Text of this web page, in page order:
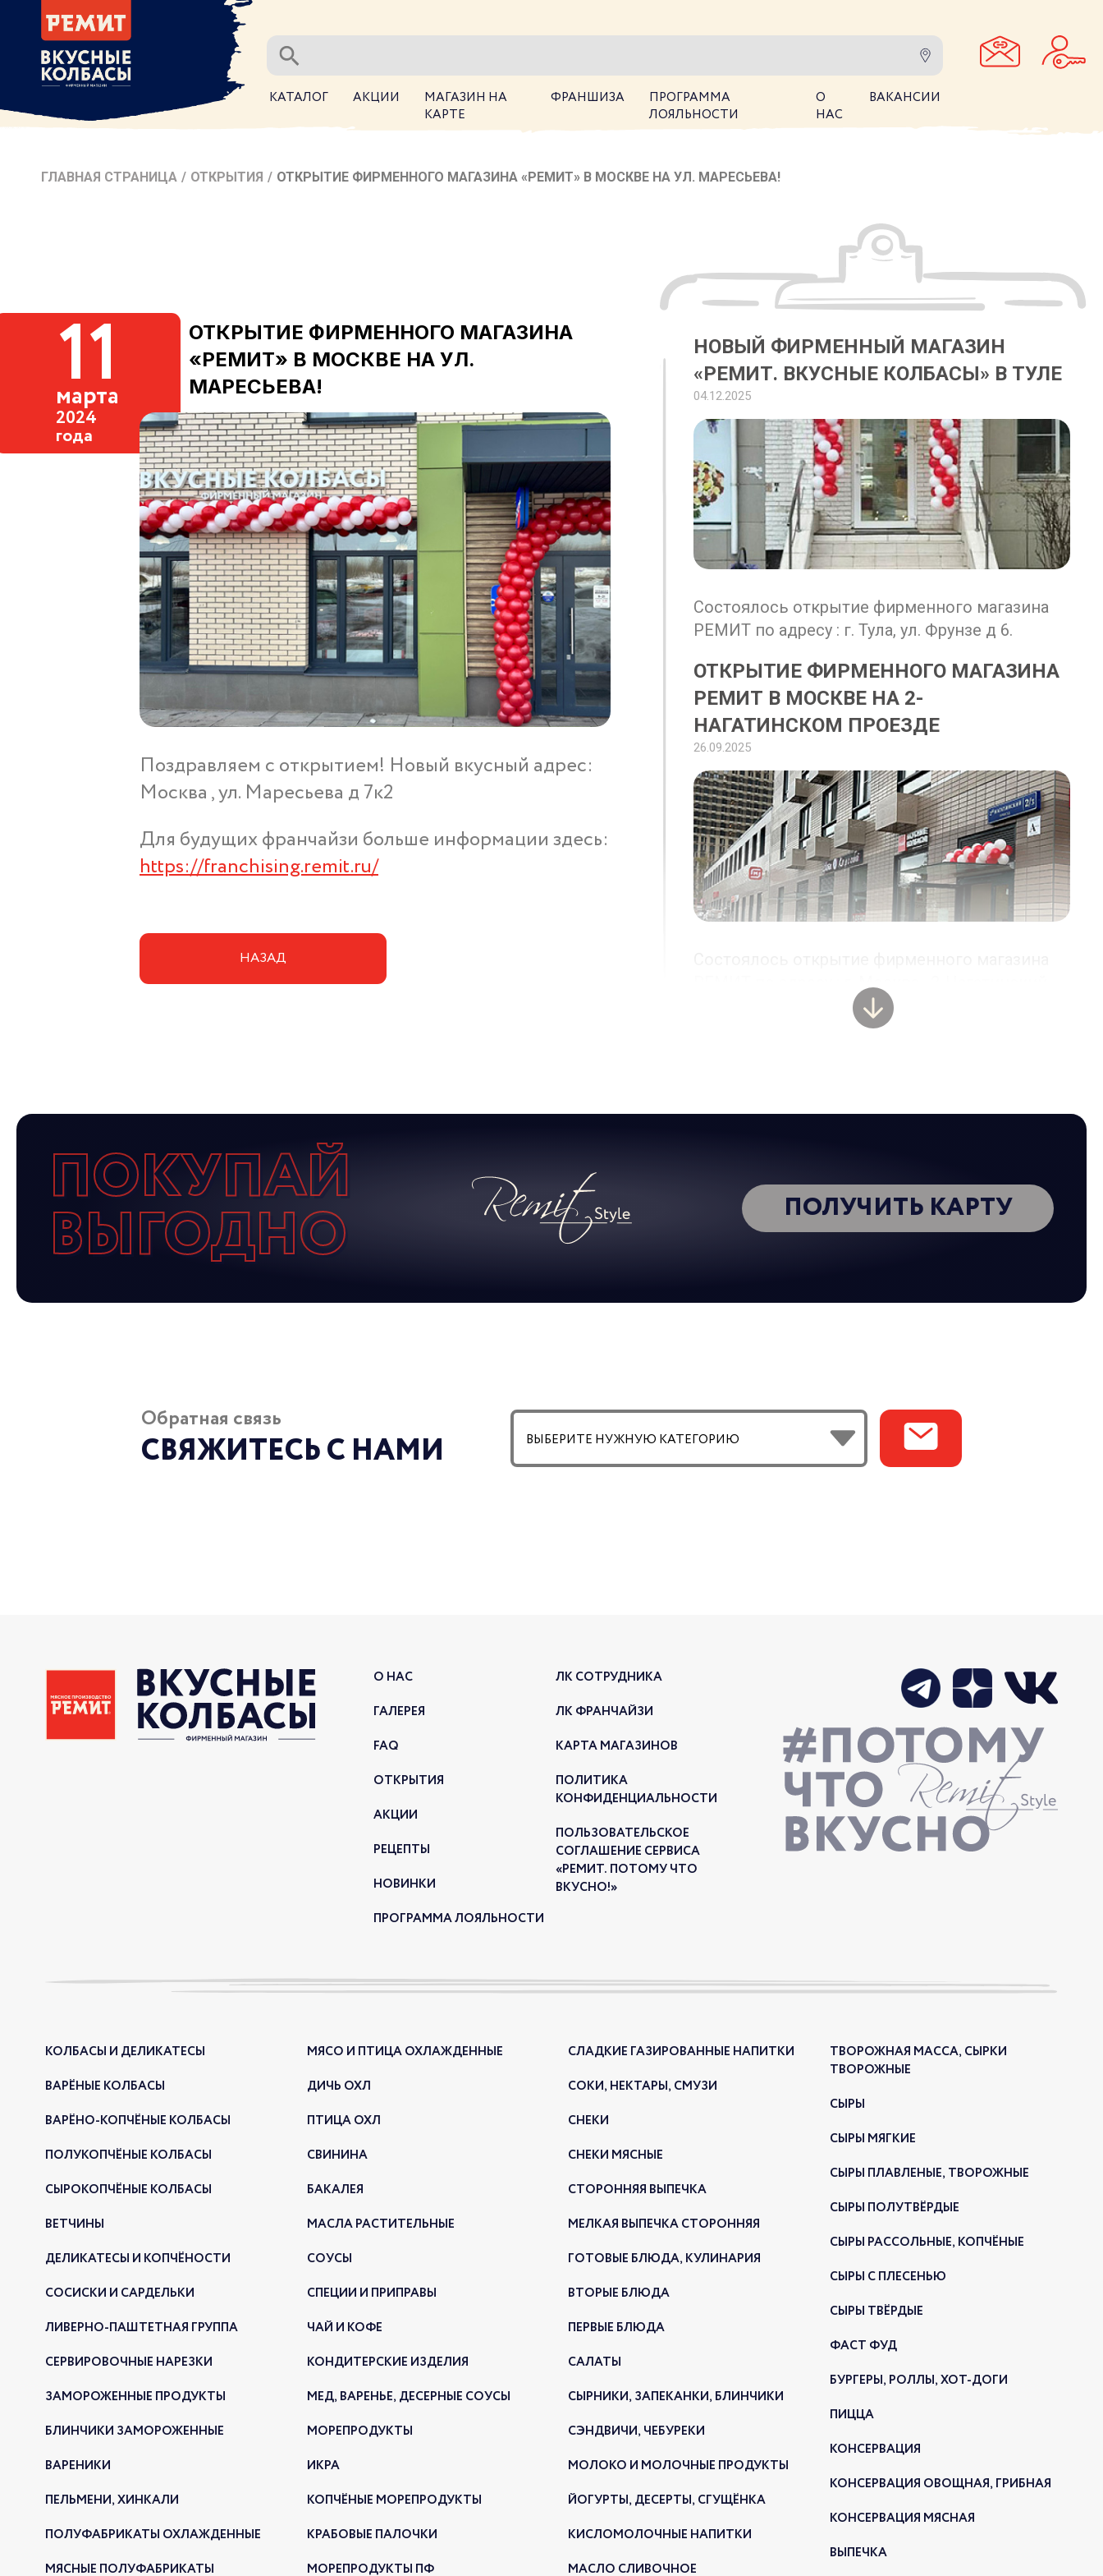
КАТАЛОГ АКЦИИ
МАГАЗИН НА
КАРТЕ
ФРАНШИЗА
ПРОГРАММА
ЛОЯЛЬНОСТИ
О
НАС
ВАКАНСИИ
ГЛАВНАЯ СТРАНИЦА / ОТКРЫТИЯ / ОТКРЫТИЕ ФИРМЕННОГО МАГАЗИНА «РЕМИТ» В МОСКВЕ НА УЛ. МАРЕСЬЕВА!
11
марта
2024
года
ОТКРЫТИЕ ФИРМЕННОГО МАГАЗИНА
«РЕМИТ» В МОСКВЕ НА УЛ.
МАРЕСЬЕВА!
Поздравляем с открытием! Новый вкусный адрес:
Москва , ул. Маресьева д 7к2
Для будущих франчайзи больше информации здесь:
https://franchising.remit.ru/
НАЗАД
НОВЫЙ ФИРМЕННЫЙ МАГАЗИН
«РЕМИТ. ВКУСНЫЕ КОЛБАСЫ» В ТУЛЕ
04.12.2025
Состоялось открытие фирменного магазина
РЕМИТ по адресу : г. Тула, ул. Фрунзе д 6.
ОТКРЫТИЕ ФИРМЕННОГО МАГАЗИНА
РЕМИТ В МОСКВЕ НА 2-
НАГАТИНСКОМ ПРОЕЗДЕ
26.09.2025
РЕМИТ по адресу : г. Москва , 2-Нагатинский
РЕМИТ В МОСКВЕ НА УЛ. МИХАЙЛОВА
19.05.2025
НОВЫЙ МАГАЗИН В ЗЕЛЕНОГРАДЕ
нового магазина «РЕМИТ. Вкусные колбасы» в
НОВЫЙ МАГАЗИН В МОСРЕНТГЕН
21 ноября состоялось еще одно праздничное
открытие вкусного магазина РЕМИТ. Теперь в
ПОКУПАЙ
ВЫГОДНО ПОЛУЧИТЬ КАРТУ
Обратная связь
СВЯЖИТЕСЬ С НАМИ
О НАС
ГАЛЕРЕЯ
FAQ
ОТКРЫТИЯ
АКЦИИ
РЕЦЕПТЫ
НОВИНКИ
ПРОГРАММА ЛОЯЛЬНОСТИ
ЛК СОТРУДНИКА
ЛК ФРАНЧАЙЗИ
КАРТА МАГАЗИНОВ
ПОЛИТИКА
КОНФИДЕНЦИАЛЬНОСТИ
ПОЛЬЗОВАТЕЛЬСКОЕ
СОГЛАШЕНИЕ СЕРВИСА
«РЕМИТ. ПОТОМУ ЧТО
ВКУСНО!»
КОЛБАСЫ И ДЕЛИКАТЕСЫ
ВАРЁНЫЕ КОЛБАСЫ
ВАРЁНО-КОПЧЁНЫЕ КОЛБАСЫ
ПОЛУКОПЧЁНЫЕ КОЛБАСЫ
СЫРОКОПЧЁНЫЕ КОЛБАСЫ
ВЕТЧИНЫ
ДЕЛИКАТЕСЫ И КОПЧЁНОСТИ
СОСИСКИ И САРДЕЛЬКИ
ЛИВЕРНО-ПАШТЕТНАЯ ГРУППА
СЕРВИРОВОЧНЫЕ НАРЕЗКИ
ЗАМОРОЖЕННЫЕ ПРОДУКТЫ
БЛИНЧИКИ ЗАМОРОЖЕННЫЕ
ВАРЕНИКИ
ПЕЛЬМЕНИ, ХИНКАЛИ
ПОЛУФАБРИКАТЫ ОХЛАЖДЕННЫЕ
МЯСНЫЕ ПОЛУФАБРИКАТЫ
МЯСО И ПТИЦА ОХЛАЖДЕННЫЕ
ДИЧЬ ОХЛ
ПТИЦА ОХЛ
СВИНИНА
БАКАЛЕЯ
МАСЛА РАСТИТЕЛЬНЫЕ
СОУСЫ
СПЕЦИИ И ПРИПРАВЫ
ЧАЙ И КОФЕ
КОНДИТЕРСКИЕ ИЗДЕЛИЯ
МЕД, ВАРЕНЬЕ, ДЕСЕРНЫЕ СОУСЫ
МОРЕПРОДУКТЫ
ИКРА
КОПЧЁНЫЕ МОРЕПРОДУКТЫ
КРАБОВЫЕ ПАЛОЧКИ
МОРЕПРОДУКТЫ ПФ
СЛАДКИЕ ГАЗИРОВАННЫЕ НАПИТКИ
СОКИ, НЕКТАРЫ, СМУЗИ
СНЕКИ
СНЕКИ МЯСНЫЕ
СТОРОННЯЯ ВЫПЕЧКА
МЕЛКАЯ ВЫПЕЧКА СТОРОННЯЯ
ГОТОВЫЕ БЛЮДА, КУЛИНАРИЯ
ВТОРЫЕ БЛЮДА
ПЕРВЫЕ БЛЮДА
САЛАТЫ
СЫРНИКИ, ЗАПЕКАНКИ, БЛИНЧИКИ
СЭНДВИЧИ, ЧЕБУРЕКИ
МОЛОКО И МОЛОЧНЫЕ ПРОДУКТЫ
ЙОГУРТЫ, ДЕСЕРТЫ, СГУЩЁНКА
КИСЛОМОЛОЧНЫЕ НАПИТКИ
МАСЛО СЛИВОЧНОЕ
ТВОРОЖНАЯ МАССА, СЫРКИ
ТВОРОЖНЫЕ
СЫРЫ
СЫРЫ МЯГКИЕ
СЫРЫ ПЛАВЛЕНЫЕ, ТВОРОЖНЫЕ
СЫРЫ ПОЛУТВЁРДЫЕ
СЫРЫ РАССОЛЬНЫЕ, КОПЧЁНЫЕ
СЫРЫ С ПЛЕСЕНЬЮ
СЫРЫ ТВЁРДЫЕ
ФАСТ ФУД
БУРГЕРЫ, РОЛЛЫ, ХОТ-ДОГИ
ПИЦЦА
КОНСЕРВАЦИЯ
КОНСЕРВАЦИЯ ОВОЩНАЯ, ГРИБНАЯ
КОНСЕРВАЦИЯ МЯСНАЯ
ВЫПЕЧКА